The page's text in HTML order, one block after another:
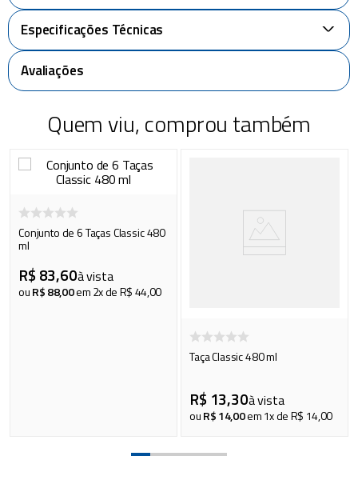
Especificações Técnicas
+
Avaliações
Quem viu, comprou também
Conjunto de 6 Taças Classic 480
ml
R$ 83,60à vista
ouR$88,00em2x deR$44,00
Taça Classic 480 ml
R$ 13,30à vista
ouR$14,00em1x deR$ 14,00